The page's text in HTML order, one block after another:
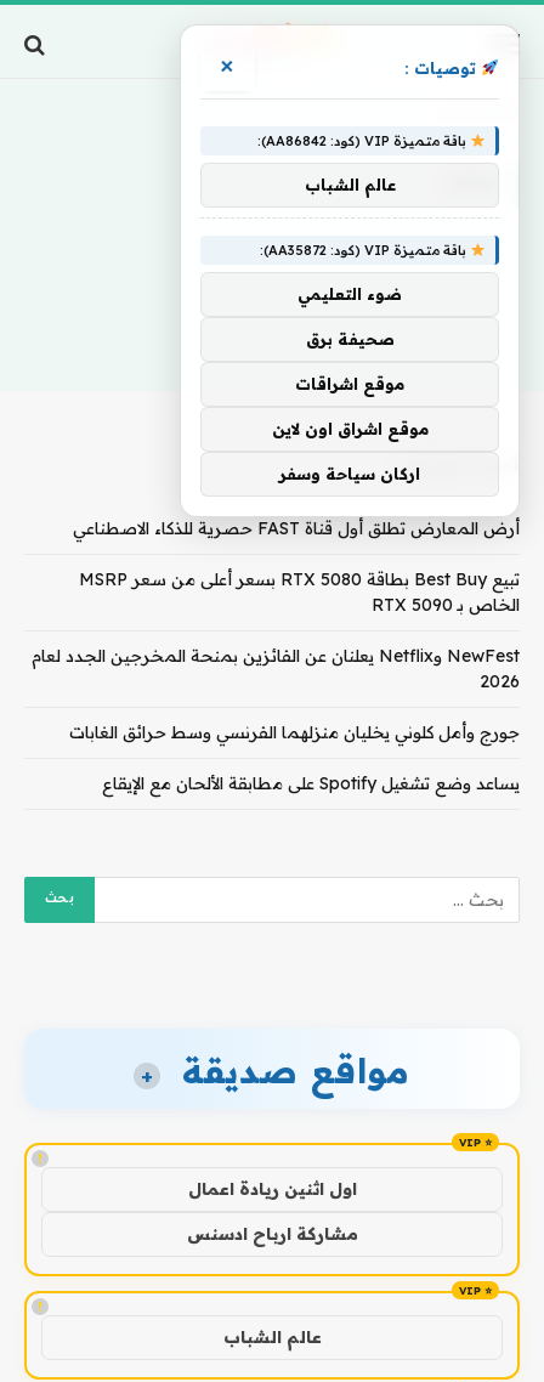
أحدث المقالات
أرض المعارض تطلق أول قناة FAST حصرية للذكاء الاصطناعي
تبيع Best Buy بطاقة RTX 5080 بسعر أعلى من سعر MSRP
الخاص بـ RTX 5090
NewFest وNetflix يعلنان عن الفائزين بمنحة المخرجين الجدد لعام
2026
جورج وأمل كلوني يخليان منزلهما الفرنسي وسط حرائق الغابات
يساعد وضع تشغيل Spotify على مطابقة الألحان مع الإيقاع
مواقع صديقة +
!
اول اثنين ريادة اعمال
مشاركة ارباح ادسنس
!
عالم الشباب
توصيات : ×
باقة متميزة VIP (كود: AA86842):
عالم الشباب
باقة متميزة VIP (كود: AA35872):
ضوء التعليمي
صحيفة برق
موقع اشراقات
موقع اشراق اون لاين
اركان سياحة وسفر